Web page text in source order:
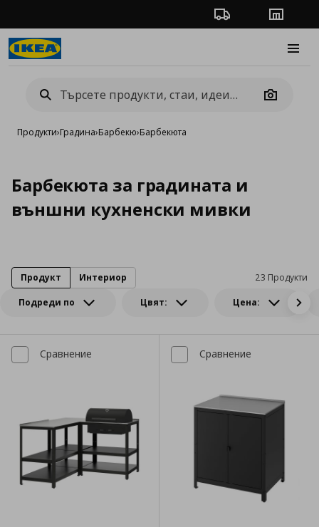
Проследяване на
Camera
Продукти›Градина›Барбекю›Барбекюта
Барбекюта за градината и
външни кухненски мивки
Подреди по Цвят: Цена:
23 Продукти
Продукт Интериор
Сравнение Сравнение